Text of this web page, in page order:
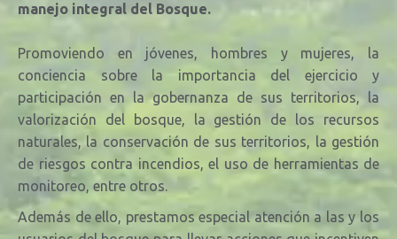
manejo integral del Bosque.
Promoviendo en jóvenes, hombres y mujeres, la
conciencia sobre la importancia del ejercicio y
participación en la gobernanza de sus territorios, la
valorización del bosque, la gestión de los recursos
naturales, la conservación de sus territorios, la gestión
de riesgos contra incendios, el uso de herramientas de
monitoreo, entre otros.
Además de ello, prestamos especial atención a las y los